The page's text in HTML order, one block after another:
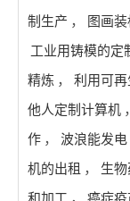
制生产 ， 图画
工业用铸模的定
精炼 ， 利用可
他人定制计算机 ，
作 ， 波浪能发电
机的出租 ， 生
和加工 ， 癌症疫